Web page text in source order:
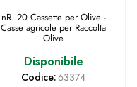
nR. 20 Cassette per Olive -
Casse agricole per Raccolta
Olive
Disponibile
Codice:63374